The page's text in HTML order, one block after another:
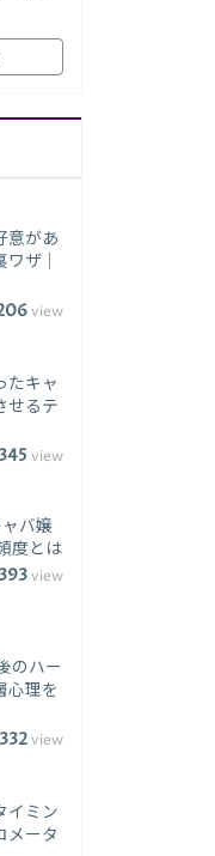
意があ
ザ｜
view
たキャ
せるテ
view
バ嬢
度とは
view
のハー
心理を
view
イミン
メータ